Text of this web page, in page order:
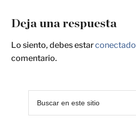
Deja una respuesta
Lo siento, debes estarconectado
comentario.